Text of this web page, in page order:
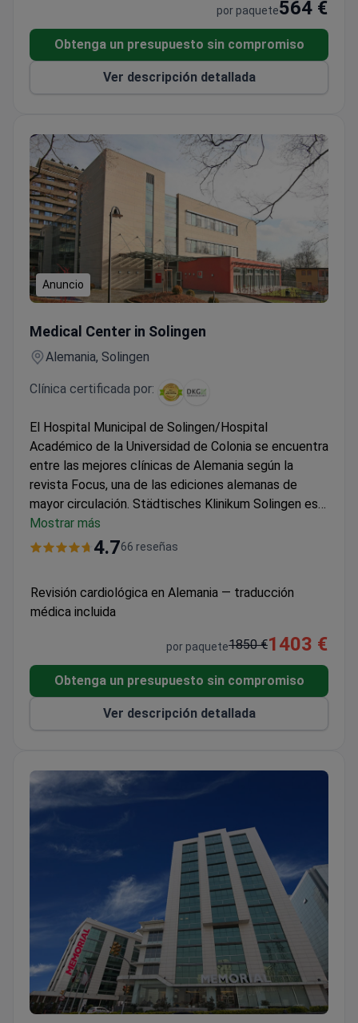
por paquete564 €
Obtenga un presupuesto sin compromiso
Ver descripción detallada
Anuncio
Medical Center in Solingen
Alemania, Solingen
Clínica certificada por:
El Hospital Municipal de Solingen/Hospital
Académico de la Universidad de Colonia se encuentra
entre las mejores clínicas de Alemania según la
revista Focus, una de las ediciones alemanas de
mayor circulación. Städtisches Klinikum Solingen es
una institución médica certificada que trata a más de
60 000 pacientes al año.
Mostrar más
4.766 reseñas
Revisión cardiológica en Alemania — traducción
médica incluida
por paquete1850 €1403 €
Obtenga un presupuesto sin compromiso
Ver descripción detallada